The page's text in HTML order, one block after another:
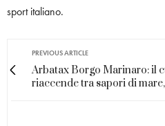
sport italiano.
PREVIOUS ARTICLE
Arbatax Borgo Marinaro: il
riaccende tra sapori di